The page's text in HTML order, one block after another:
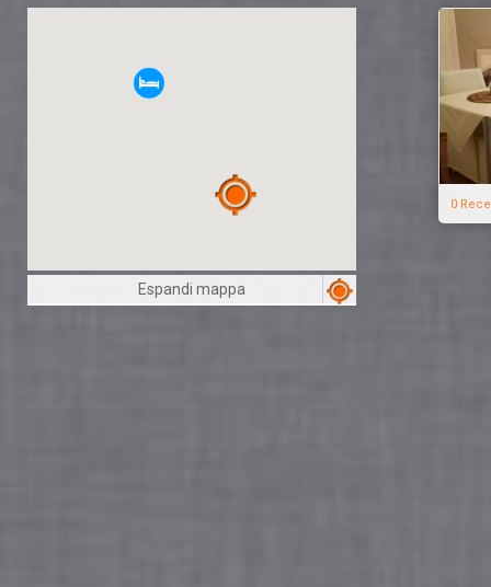
Clicca su una risorsa nella mappa
Espandi mappa
0